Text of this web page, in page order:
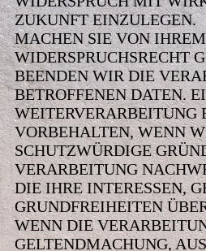
ZUKUNFT EINZULEGEN.
MACHEN SIE VON IHREM
WIDERSPRUCHSRECHT
BEENDEN WIR DIE
BETROFFENEN DATEN.
WEITERVERARBEITUNG
VORBEHALTEN, WENN
SCHUTZWÜRDIGE
VERARBEITUNG
DIE IHRE INTERESSEN,
GRUNDFREIHEITEN
WENN DIE
GELTENDMACHUNG,